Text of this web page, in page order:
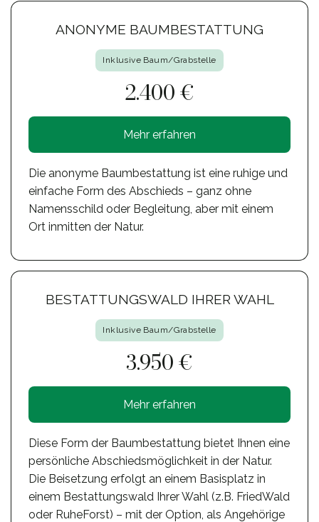
ANONYME BAUMBESTATTUNG
Inklusive Baum/Grabstelle
2.400 €
Mehr erfahren
Die anonyme Baumbestattung ist eine ruhige und
einfache Form des Abschieds – ganz ohne
Namensschild oder Begleitung, aber mit einem
Ort inmitten der Natur.
BESTATTUNGSWALD IHRER WAHL
Inklusive Baum/Grabstelle
3.950 €
Mehr erfahren
Diese Form der Baumbestattung bietet Ihnen eine
persönliche Abschiedsmöglichkeit in der Natur.
Die Beisetzung erfolgt an einem Basisplatz in
einem Bestattungswald Ihrer Wahl (z.B. FriedWald
oder RuheForst) – mit der Option, als Angehörige